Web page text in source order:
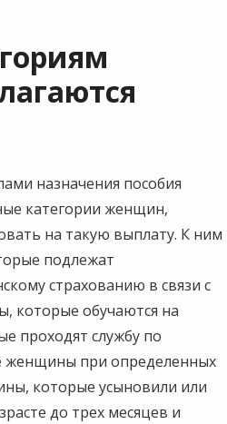
назначения пособия
категории женщин,
на такую выплату. К ним
подлежат
страхованию в связи с
которые обучаются на
проходят службу по
женщины при определенных
которые усыновили или
до трех месяцев и